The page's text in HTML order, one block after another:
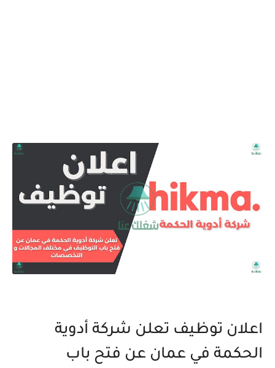
اعلان توظيف تعلن شركة أدوية
الحكمة في عمان عن فتح باب